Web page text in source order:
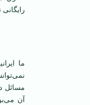
ما
مسائل
آن